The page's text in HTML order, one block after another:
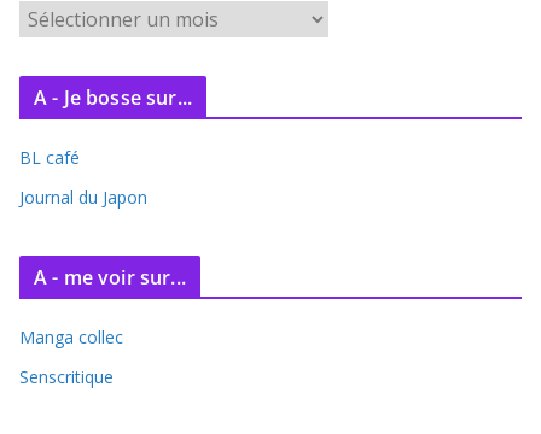
r
c
v
e
A - Je bosse sur...
BL café
Journal du Japon
A - me voir sur...
Manga collec
Senscritique